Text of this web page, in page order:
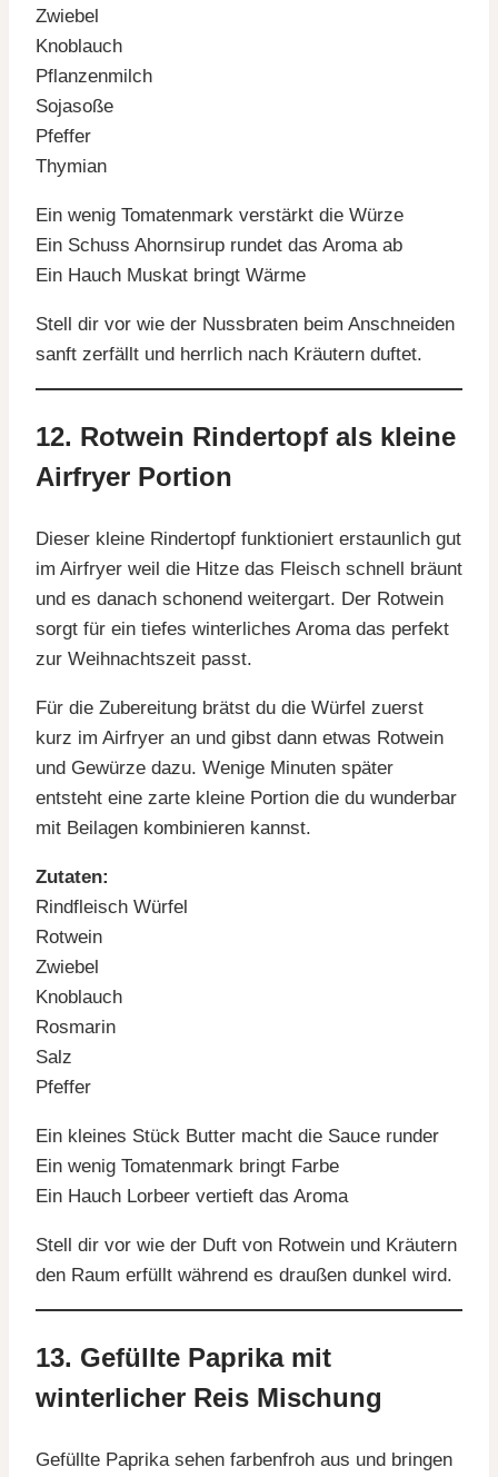
Zwiebel
Knoblauch
Pflanzenmilch
Sojasoße
Pfeffer
Thymian
Ein wenig Tomatenmark verstärkt die Würze
Ein Schuss Ahornsirup rundet das Aroma ab
Ein Hauch Muskat bringt Wärme
Stell dir vor wie der Nussbraten beim Anschneiden
sanft zerfällt und herrlich nach Kräutern duftet.
12. Rotwein Rindertopf als kleine
Airfryer Portion
Dieser kleine Rindertopf funktioniert erstaunlich gut
im Airfryer weil die Hitze das Fleisch schnell bräunt
und es danach schonend weitergart. Der Rotwein
sorgt für ein tiefes winterliches Aroma das perfekt
zur Weihnachtszeit passt.
Für die Zubereitung brätst du die Würfel zuerst
kurz im Airfryer an und gibst dann etwas Rotwein
und Gewürze dazu. Wenige Minuten später
entsteht eine zarte kleine Portion die du wunderbar
mit Beilagen kombinieren kannst.
Zutaten:
Rindfleisch Würfel
Rotwein
Zwiebel
Knoblauch
Rosmarin
Salz
Pfeffer
Ein kleines Stück Butter macht die Sauce runder
Ein wenig Tomatenmark bringt Farbe
Ein Hauch Lorbeer vertieft das Aroma
Stell dir vor wie der Duft von Rotwein und Kräutern
den Raum erfüllt während es draußen dunkel wird.
13. Gefüllte Paprika mit
winterlicher Reis Mischung
Gefüllte Paprika sehen farbenfroh aus und bringen